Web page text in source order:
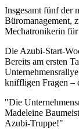
Insgesamt fünf der
Büromanagement,
Mechatronikerin
Die Azubi-Start-
Bereits am ersten
kniffligen Fragen –
"Die
Madeleine
Azubi-Truppe!"